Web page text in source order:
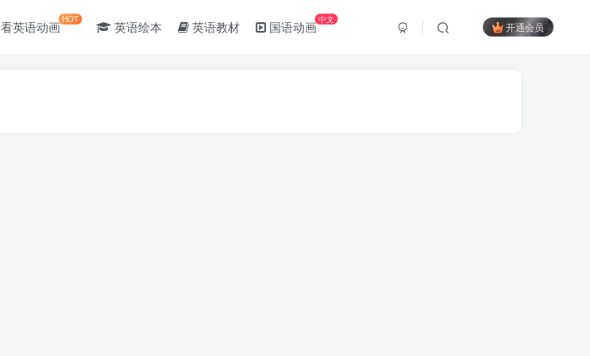
看英语动画HOT 英语绘本 英语教材 国语动画中文
开通会员